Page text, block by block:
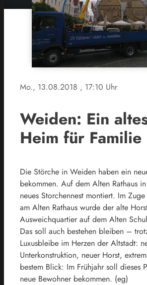
Mo., 13.08.2018 , 17:10 Uhr
Weiden: Ein
Heim für Familie
Die Störche in Weiden haben ein
bekommen. Auf dem Alten Rathaus
neues Storchennest montiert. Im
am Alten Rathaus wurde der alte
Ausweichquartier auf dem Alten
Das soll auch bestehen bleiben –
Luxusbleibe im Herzen der Altstadt:
Unterkonstruktion, neuer Horst,
bestem Blick: Im Frühjahr soll dieses
neue Bewohner bekommen. (eg)